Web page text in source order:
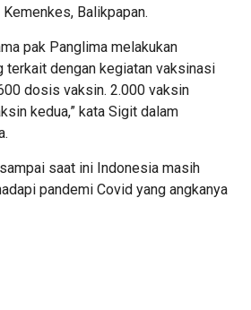
Balikpapan.
pak Panglima melakukan
terkait dengan kegiatan vaksinasi
dosis vaksin. 2.000 vaksin
kedua,” kata Sigit dalam
saat ini Indonesia masih
pandemi Covid yang angkanya